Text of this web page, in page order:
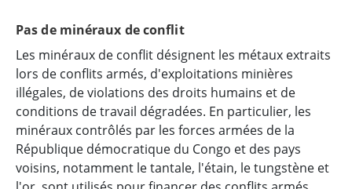
Pas de minéraux de conflit
Les minéraux de conflit désignent les métaux extraits
lors de conflits armés, d'exploitations minières
illégales, de violations des droits humains et de
conditions de travail dégradées. En particulier, les
minéraux contrôlés par les forces armées de la
République démocratique du Congo et des pays
voisins, notamment le tantale, l'étain, le tungstène et